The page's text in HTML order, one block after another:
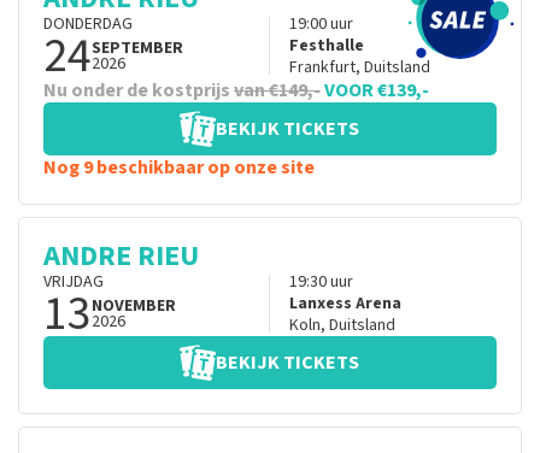
DONDERDAG
24SEPTEMBER
2026
19:00uur
Festhalle
Frankfurt, Duitsland
Nu onder de kostprijsvan €149,-VOOR €139,-
BEKIJK TICKETS
Nog 9 beschikbaar op onze site
ANDRE RIEU
VRIJDAG
13NOVEMBER
2026
19:30uur
Lanxess Arena
Koln, Duitsland
BEKIJK TICKETS